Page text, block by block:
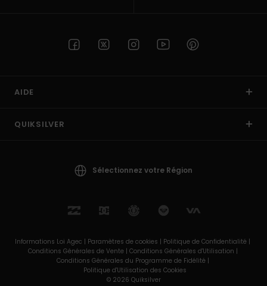
AIDE
QUIKSILVER
Sélectionnez votre Région
Informations Loi Agec | Paramètres de cookies | Politique de Confidentialité |
Conditions Générales de Vente | Conditions Générales d'Utilisation |
Conditions Générales du Programme de Fidélité |
Politique d'Utilisation des Cookies
© 2026 Quiksilver